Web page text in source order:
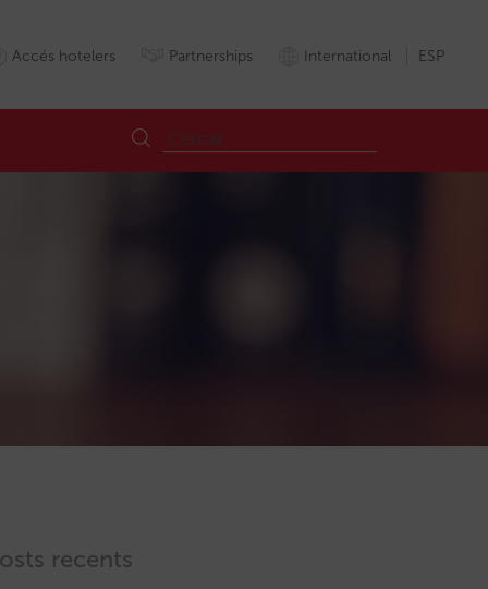
Accés hotelers Partnerships International ESP
recents